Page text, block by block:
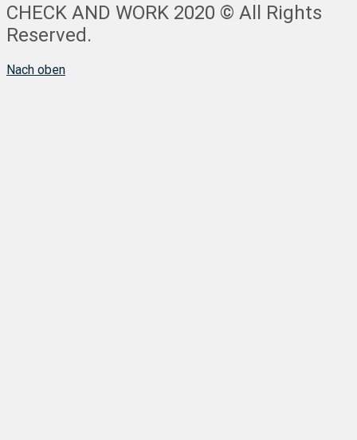
CHECK AND WORK 2020 © All Rights
Reserved.
Nach oben